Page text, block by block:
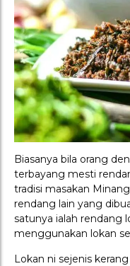
Biasanya bila orang
terbayang mesti
tradisi masakan
rendang lain yang
satunya ialah rendang
menggunakan lokan
Lokan ni sejenis